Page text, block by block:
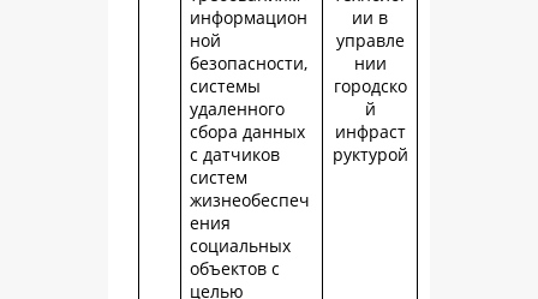
информацион
ной
безопасности,
системы
удаленного
сбора данных
с датчиков
систем
жизнеобеспеч
ения
социальных
объектов с
целью
ии в
управле
нии
городско
й
инфраст
руктурой